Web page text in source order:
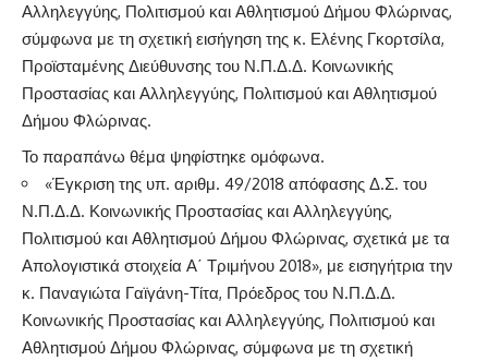
Αλληλεγγύης, Πολιτισμού και Αθλητισμού Δήμου Φλώρινας,
σύμφωνα με τη σχετική εισήγηση της κ. Ελένης Γκορτσίλα,
Προϊσταμένης Διεύθυνσης του Ν.Π.Δ.Δ. Κοινωνικής
Προστασίας και Αλληλεγγύης, Πολιτισμού και Αθλητισμού
Δήμου Φλώρινας.
Το παραπάνω θέμα ψηφίστηκε ομόφωνα.
«Έγκριση της υπ. αριθμ. 49/2018 απόφασης Δ.Σ. του
Ν.Π.Δ.Δ. Κοινωνικής Προστασίας και Αλληλεγγύης,
Πολιτισμού και Αθλητισμού Δήμου Φλώρινας, σχετικά με τα
Απολογιστικά στοιχεία Α΄ Τριμήνου 2018», με εισηγήτρια την
κ. Παναγιώτα Γαϊγάνη-Τίτα, Πρόεδρος του Ν.Π.Δ.Δ.
Κοινωνικής Προστασίας και Αλληλεγγύης, Πολιτισμού και
Αθλητισμού Δήμου Φλώρινας, σύμφωνα με τη σχετική